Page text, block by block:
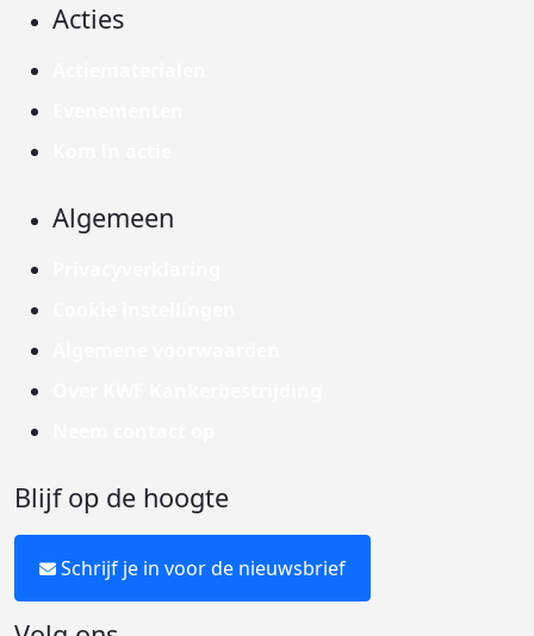
Acties
Algemeen
Blijf op de hoogte
Schrijf je in voor de nieuwsbrief